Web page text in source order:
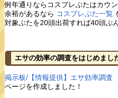
例年通りならコスプレぶたはカウン
余裕があるなら コスプレぶた一覧
対象ぶたを20頭出荷すれば40頭ぶ
エサの効率の調査をはじめまし
掲示板/【情報提供】エサ効率調査
ページを作成しました！